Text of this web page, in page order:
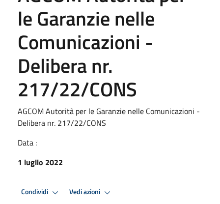
le Garanzie nelle
Comunicazioni -
Delibera nr.
217/22/CONS
AGCOM Autorità per le Garanzie nelle Comunicazioni -
Delibera nr. 217/22/CONS
Data :
1 luglio 2022
Condividi Vedi azioni